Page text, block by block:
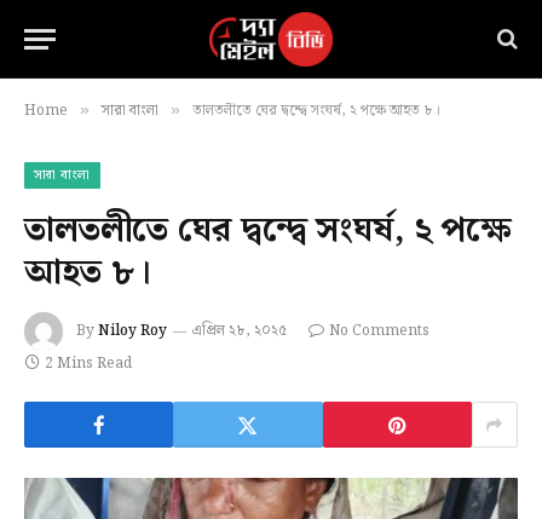
Home » সারা বাংলা » তালতলীতে ঘের দ্বন্দ্বে সংঘর্ষ, ২ পক্ষে আহত ৮।
সারা বাংলা
তালতলীতে ঘের দ্বন্দ্বে সংঘর্ষ, ২ পক্ষে
আহত ৮।
ByNiloy Roy এপ্রিল ২৮, ২০২৫
No Comments
2 Mins Read